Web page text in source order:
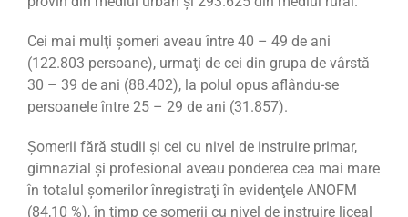
Cei mai mulţi şomeri aveau între 40 – 49 de ani
(122.803 persoane), urmaţi de cei din grupa de vârstă
30 – 39 de ani (88.402), la polul opus aflându-se
persoanele între 25 – 29 de ani (31.857).
Şomerii fără studii şi cei cu nivel de instruire primar,
gimnazial şi profesional aveau ponderea cea mai mare
în totalul şomerilor înregistraţi în evidenţele ANOFM
(84,10 %), în timp ce şomerii cu nivel de instruire liceal